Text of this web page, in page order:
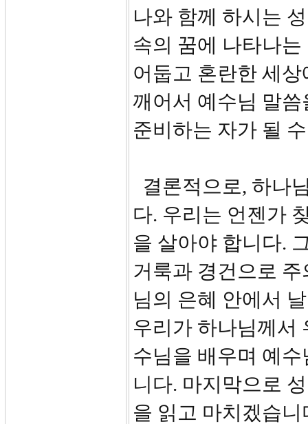
나와 함께 하시는
속의 꿈에 나타나
어둡고 혼란한 세
깨어서 예수님 말
준비하는 자가 될
결론적으로, 하나
다. 우리는 언젠가
을 살아야 합니다.
거룩과 경건으로
님의 은혜 안에서
우리가 하나님께서
수님을 배우며 예
니다. 마지막으로
을 읽고 마치겠습